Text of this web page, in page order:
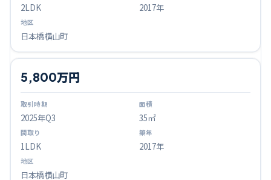
2LDK 2017年
日本橋横山町
2025年Q3
5,800万円
35㎡
1LDK 2017年
日本橋横山町